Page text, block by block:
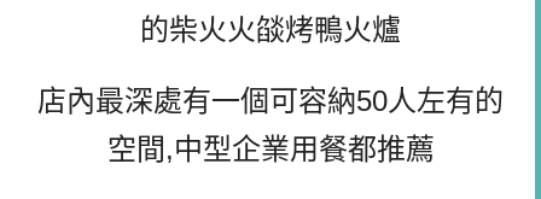
的柴火火燄烤鴨火爐
店內最深處有一個可容納50人左有的
空間,中型企業用餐都推薦